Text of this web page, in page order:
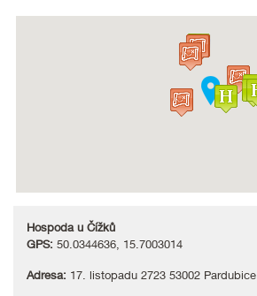
Hospoda u Čížků
GPS: 50.0344636, 15.7003014
Adresa: 17. listopadu 2723 53002 Pardubice